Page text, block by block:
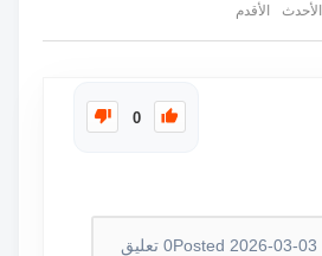
الأحدث الأقدم
0
Posted 2026-03-03
0 تعليق